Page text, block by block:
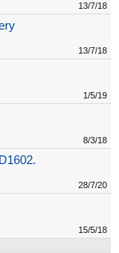
13/7/18
13/7/18
1/5/19
8/3/18
28/7/20
15/5/18